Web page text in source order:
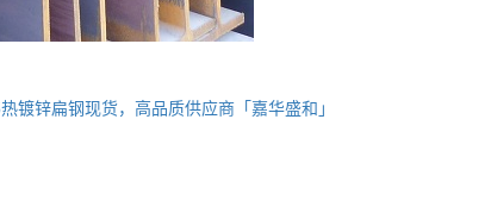
镀锌扁钢现货，高品质供应商「嘉华盛和」